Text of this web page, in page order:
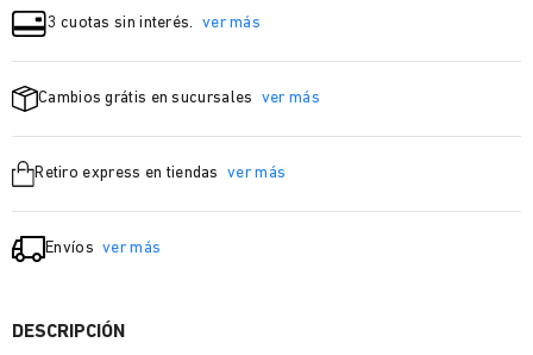
3 cuotas sin interés. ver más
Cambios grátis en sucursales ver más
Retiro express en tiendas ver más
Envíos ver más
DESCRIPCIÓN